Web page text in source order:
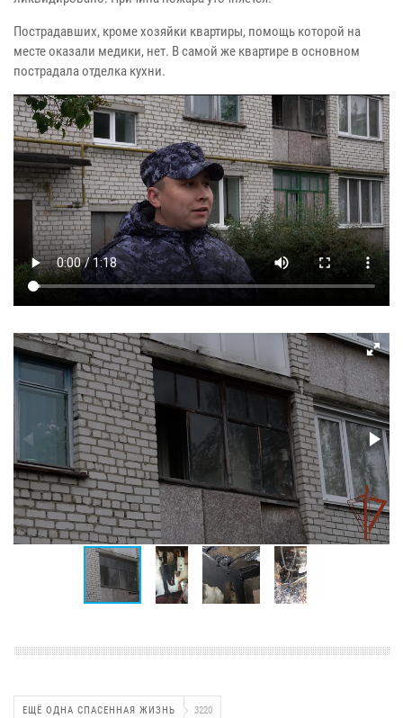
Пострадавших, кроме хозяйки квартиры, помощь которой на
месте оказали медики, нет. В самой же квартире в основном
пострадала отделка кухни.
ЕЩЁ ОДНА СПАСЕННАЯ ЖИЗНЬ 3220